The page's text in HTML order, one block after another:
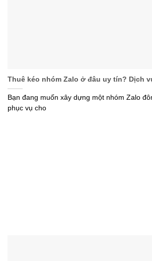
Thuê kéo nhóm Zalo ở đâu uy tín? Dịch
Bạn đang muốn xây dựng một nhóm Zalo
phục vụ cho